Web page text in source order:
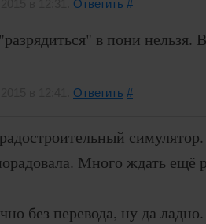
Ответить #
в пони нельзя.
Ответить #
Много ждать ещё
без перевода, ну да